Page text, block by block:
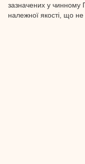
зазначених у чинному
належної якості, що